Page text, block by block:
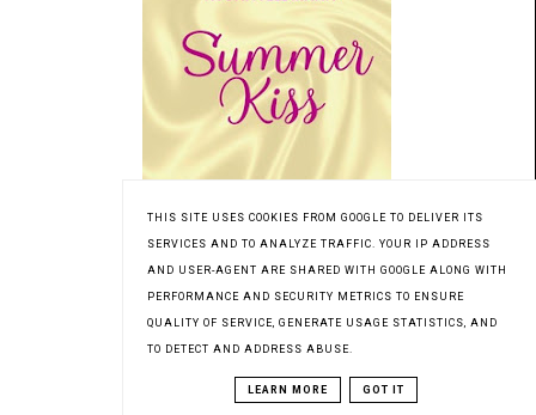
THIS SITE USES COOKIES FROM GOOGLE TO DELIVER ITS
SERVICES AND TO ANALYZE TRAFFIC. YOUR IP ADDRESS
AND USER-AGENT ARE SHARED WITH GOOGLE ALONG WITH
PERFORMANCE AND SECURITY METRICS TO ENSURE
QUALITY OF SERVICE, GENERATE USAGE STATISTICS, AND
TO DETECT AND ADDRESS ABUSE.
LEARN MORE GOT IT